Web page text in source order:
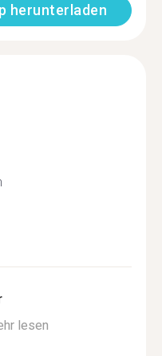
herunterladen
lesen